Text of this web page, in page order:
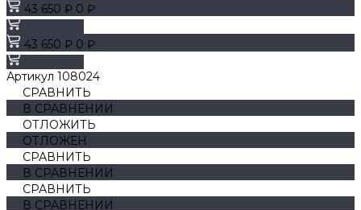
43 650 ₽ 0 ₽
43 650 ₽ 0 ₽
Артикул 108024
СРАВНИТЬ
В СРАВНЕНИИ
ОТЛОЖИТЬ
ОТЛОЖЕН
СРАВНИТЬ
В СРАВНЕНИИ
СРАВНИТЬ
В СРАВНЕНИИ